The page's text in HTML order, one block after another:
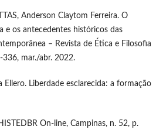
Anderson Claytom Ferreira. O
e os antecedentes históricos das
– Revista de Ética e Filosofia
336, mar./abr. 2022.
Ellero. Liberdade esclarecida: a formação
On-line, Campinas, n. 52, p.